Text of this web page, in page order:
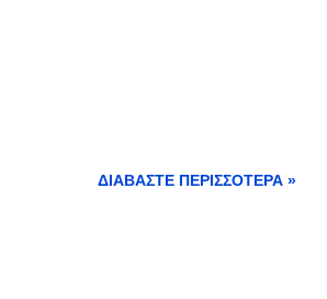
ΔΙΑΒΆΣΤΕ ΠΕΡΙΣΣΌΤΕΡΑ »